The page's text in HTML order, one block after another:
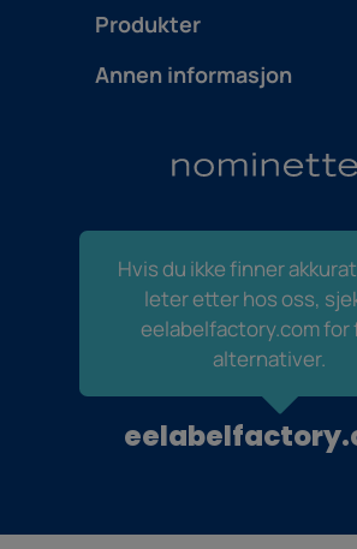
Produkter
Annen informasjon
Hvis du ikke finner
leter etter hos oss,
eelabelfactory.com for
alternativer.